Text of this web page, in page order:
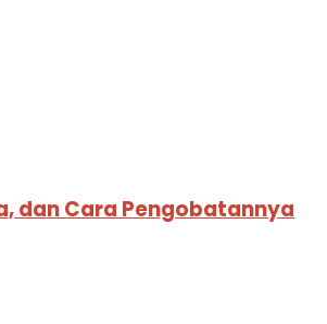
dan Cara Pengobatannya